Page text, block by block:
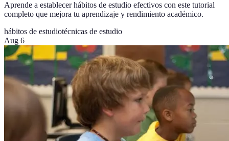
Aprende a establecer hábitos de estudio efectivos con este tutorial
completo que mejora tu aprendizaje y rendimiento académico.
hábitos de estudiotécnicas de estudio
Aug 6